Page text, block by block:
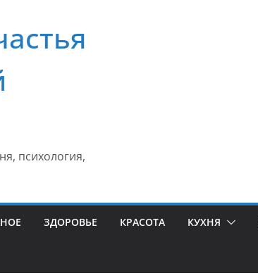
психология,
ЗДОРОВЬЕ КРАСОТА КУХНЯ